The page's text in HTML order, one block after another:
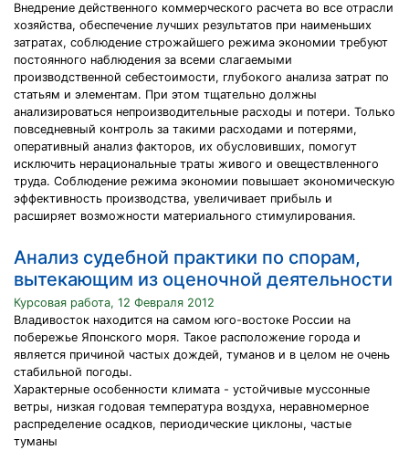
Внедрение действенного коммерческого расчета во все отрасли
хозяйства, обеспечение лучших результатов при наименьших
затратах, соблюдение строжайшего режима экономии требуют
постоянного наблюдения за всеми слагаемыми
производственной себестоимости, глубокого анализа затрат по
статьям и элементам. При этом тщательно должны
анализироваться непроизводительные расходы и потери. Только
повседневный контроль за такими расходами и потерями,
оперативный анализ факторов, их обусловивших, помогут
исключить нерациональные траты живого и овеществленного
труда. Соблюдение режима экономии повышает экономическую
эффективность производства, увеличивает прибыль и
расширяет возможности материального стимулирования.
Анализ судебной практики по спорам,
вытекающим из оценочной деятельности
Курсовая работа, 12 Февраля 2012
Владивосток находится на самом юго-востоке России на
побережье Японского моря. Такое расположение города и
является причиной частых дождей, туманов и в целом не очень
стабильной погоды.
Характерные особенности климата - устойчивые муссонные
ветры, низкая годовая температура воздуха, неравномерное
распределение осадков, периодические циклоны, частые
туманы